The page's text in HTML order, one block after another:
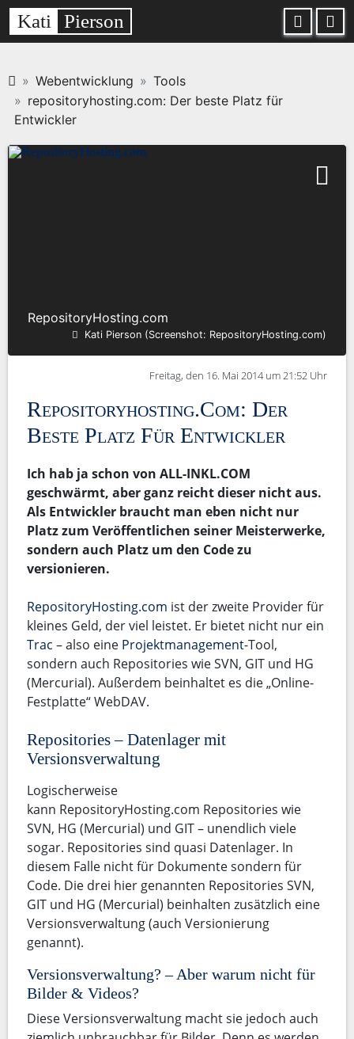
Webentwicklung
Tools
repositoryhosting.com: Der beste Platz für
Entwickler
RepositoryHosting.com
Kati Pierson (Screenshot: RepositoryHosting.com)
Freitag, den 16. Mai 2014 um 21:52 Uhr
Repositoryhosting.com: Der
Beste Platz Für Entwickler
Ich hab ja schon von ALL-INKL.COM
geschwärmt, aber ganz reicht dieser nicht aus.
Als Entwickler braucht man eben nicht nur
Platz zum Veröffentlichen seiner Meisterwerke,
sondern auch Platz um den Code zu
versionieren.
RepositoryHosting.com ist der zweite Provider für
kleines Geld, der viel leistet. Er bietet nicht nur ein
Trac – also eine Projektmanagement-Tool,
sondern auch Repositories wie SVN, GIT und HG
(Mercurial). Außerdem beinhaltet es die „Online-
Festplatte“ WebDAV.
Repositories – Datenlager mit
Versionsverwaltung
Logischerweise
kann RepositoryHosting.com Repositories wie
SVN, HG (Mercurial) und GIT – unendlich viele
sogar. Repositories sind quasi Datenlager. In
diesem Falle nicht für Dokumente sondern für
Code. Die drei hier genannten Repositories SVN,
GIT und HG (Mercurial) beinhalten zusätzlich eine
Versionsverwaltung (auch Versionierung
genannt).
Versionsverwaltung? – Aber warum nicht für
Bilder & Videos?
Diese Versionsverwaltung macht sie jedoch auch
Kati Pierson